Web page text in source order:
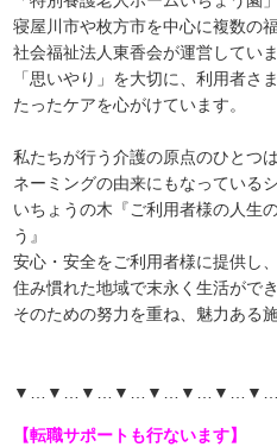
寝屋川市や枚方市を中心に複数の
社会福祉法人東香会が運営していま
「思いやり」を大切に、利用者さ
たったケアを心がけています。
私たちが行う介護の原点のひとつは
ネーミングの由来にもなっている
いちょうの木『ご利用者様の人生
う』
安心・安全をご利用者様に提供し
住み慣れた地域で末永く生活がで
そのための努力を重ね、魅力ある
【転職サポートも行ないます】